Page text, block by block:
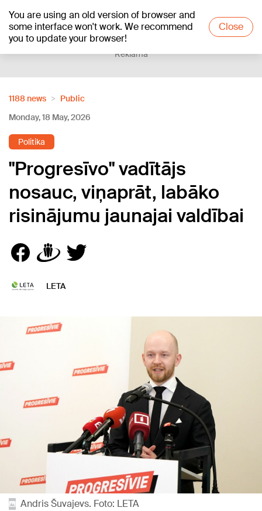
You are using an old version of browser and
some interface won't work. We recommend
you to update your browser!
Close
+18°C
Reklāma
1188 news
Public
Monday, 18 May, 2026
Politika
"Progresīvo" vadītājs
nosauc, viņaprāt, labāko
risinājumu jaunajai valdībai
LETA
Andris Šuvajevs. Foto: LETA